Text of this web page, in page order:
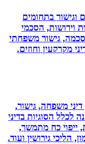
בתחומים
הסכמי
גישור משפחתי
וחוזים.
משפחה, גישור,
הסוגיות בדיני
כח מתמשך,
גירושין ועוד.